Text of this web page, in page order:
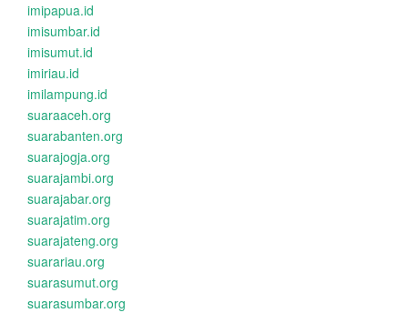
imipapua.id
imisumbar.id
imisumut.id
imiriau.id
imilampung.id
suaraaceh.org
suarabanten.org
suarajogja.org
suarajambi.org
suarajabar.org
suarajatim.org
suarajateng.org
suarariau.org
suarasumut.org
suarasumbar.org